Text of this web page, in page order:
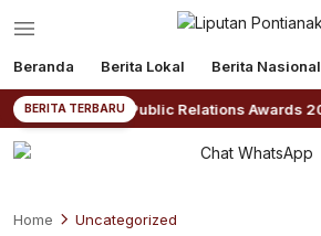
Beranda Berita Lokal Berita Nasional
BERITA TERBARU
Public Relations Awards 2026
Home Uncategorized